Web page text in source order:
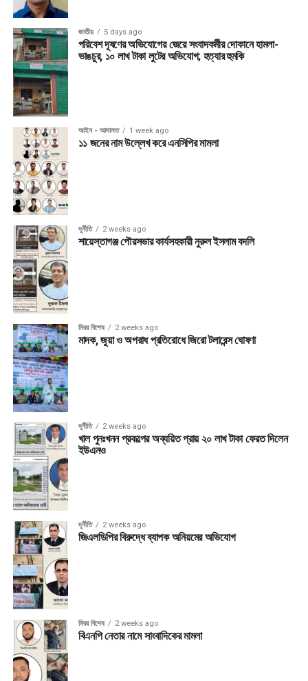
জাতীয় 5 days ago
পরিবেশ দূষণের অভিযোগের জেরে সংবাদকর্মীর দোকানে হামলা-
ভাঙচুর, ১০ লাখ টাকা লুটের অভিযোগ; হত্যার হুমকি
আইন - আদালত 1 week ago
১১ জনের নাম উল্লেখ করে এনসিপির মামলা
দূর্নীতি 2 weeks ago
শায়েস্তাগঞ্জ পৌরসভার কার্যসহকারী নুরুল ইসলাম বদলি
মিরর বিশেষ 2 weeks ago
মাদক, জুয়া ও অপরাধ প্রতিরোধে জিরো টলারেন্স ঘোষণা
দূর্নীতি 2 weeks ago
খাল পুনঃখনন প্রকল্পের অব্যয়িত প্রায় ২০ লাখ টাকা ফেরত দিলেন
ইউএনও
দূর্নীতি 2 weeks ago
জিএলডিপির বিরুদ্ধে ব্যাপক অনিয়মের অভিযোগ
মিরর বিশেষ 2 weeks ago
বিএনপি নেতার নামে সাংবাদিকের মামলা